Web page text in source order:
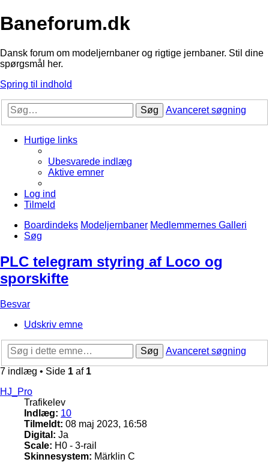
Baneforum.dk
Dansk forum om modeljernbaner og rigtige jernbaner. Stil dine
spørgsmål her.
Spring til indhold
Søg Avanceret søgning
Hurtige links
Ubesvarede indlæg
Aktive emner
Log ind
Tilmeld
Boardindeks Modeljernbaner Medlemmernes Galleri
Søg
PLC telegram styring af Loco og
sporskifte
Besvar
Udskriv emne
Søg
Avanceret søgning
7 indlæg • Side 1 af 1
HJ_Pro
Trafikelev
Indlæg: 10
Tilmeldt: 08 maj 2023, 16:58
Digital: Ja
Scale: H0 - 3-rail
Skinnesystem: Märklin C